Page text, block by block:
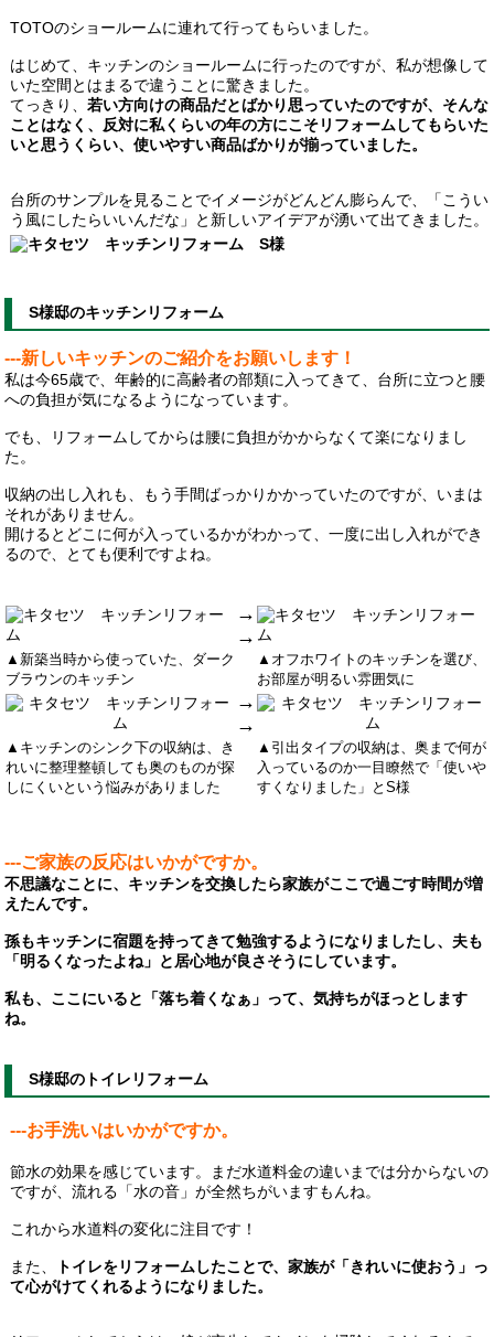
TOTOのショールームに連れて行ってもらいました。
はじめて、キッチンのショールームに行ったのですが、私が想像して
いた空間とはまるで違うことに驚きました。
てっきり、 若い方向けの商品だとばかり思っていたのですが、そんな
ことはなく、反対に私くらいの年の方にこそリフォームしてもらいた
いと思うくらい、使いやすい商品ばかりが揃っていました。
台所のサンプルを見ることでイメージがどんどん膨らんで、「こうい
う風にしたらいいんだな」と新しいアイデアが湧いて出てきました。
S様邸のキッチンリフォーム
---新しいキッチンのご紹介をお願いします！
私は今65歳で、年齢的に高齢者の部類に入ってきて、台所に立つと腰
への負担が気になるようになっています。
でも、リフォームしてからは腰に負担がかからなくて楽になりまし
た。
収納の出し入れも、もう手間ばっかりかかっていたのですが、いまは
それがありません。
開けるとどこに何が入っているかがわかって、一度に出し入れができ
るので、とても便利ですよね。
→
→
▲新築当時から使っていた、ダーク
ブラウンのキッチン
▲オフホワイトのキッチンを選び、
お部屋が明るい雰囲気に
→
→
▲キッチンのシンク下の収納は、き
れいに整理整頓しても奥のものが探
しにくいという悩みがありました
▲引出タイプの収納は、奥まで何が
入っているのか一目瞭然で「使いや
すくなりました」とS様
---ご家族の反応はいかがですか。
不思議なことに、キッチンを交換したら家族がここで過ごす時間が増
えたんです。
孫もキッチンに宿題を持ってきて勉強するようになりましたし、夫も
「明るくなったよね」と居心地が良さそうにしています。
私も、ここにいると「落ち着くなぁ」って、気持ちがほっとします
ね。
S様邸のトイレリフォーム
---お手洗いはいかがですか。
節水の効果を感じています。まだ水道料金の違いまでは分からないの
ですが、流れる「水の音」が全然ちがいますもんね。
これから水道料の変化に注目です！
また、
トイレをリフォームしたことで、家族が「きれいに使おう」っ
て心がけてくれるようになりました。